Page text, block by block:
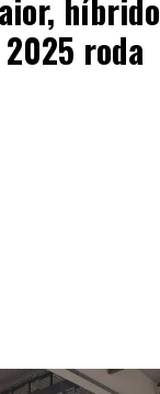
híbrido
roda